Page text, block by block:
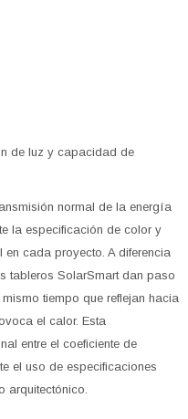
de luz y capacidad de
normal de la energía
la especificación de color y
cada proyecto. A diferencia
tableros SolarSmart dan paso
tiempo que reflejan hacia
el calor. Esta
entre el coeficiente de
el uso de especificaciones
arquitectónico.